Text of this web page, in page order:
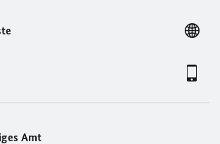
Amt